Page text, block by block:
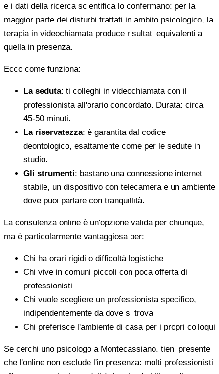
e i dati della ricerca scientifica lo confermano: per la
maggior parte dei disturbi trattati in ambito psicologico, la
terapia in videochiamata produce risultati equivalenti a
quella in presenza.
Ecco come funziona:
La seduta: ti colleghi in videochiamata con il
professionista all'orario concordato. Durata: circa
45-50 minuti.
La riservatezza: è garantita dal codice
deontologico, esattamente come per le sedute in
studio.
Gli strumenti: bastano una connessione internet
stabile, un dispositivo con telecamera e un ambiente
dove puoi parlare con tranquillità.
La consulenza online è un'opzione valida per chiunque,
ma è particolarmente vantaggiosa per:
Chi ha orari rigidi o difficoltà logistiche
Chi vive in comuni piccoli con poca offerta di
professionisti
Chi vuole scegliere un professionista specifico,
indipendentemente da dove si trova
Chi preferisce l'ambiente di casa per i propri colloqui
Se cerchi uno psicologo a Montecassiano, tieni presente
che l'online non esclude l'in presenza: molti professionisti